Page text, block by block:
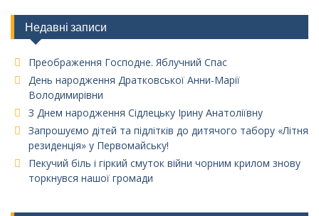
Недавні записи
Преображення Господне. Яблучний Спас
День народження Дратковської Анни-Марії
Володимирівни
З Днем народження Сідлецьку Ірину Анатоліївну
Запрошуємо дітей та підлітків до дитячого табору «Літня
резиденція» у Первомайську!
Пекучий біль і гіркий смуток війни чорним крилом знову
торкнувся нашої громади